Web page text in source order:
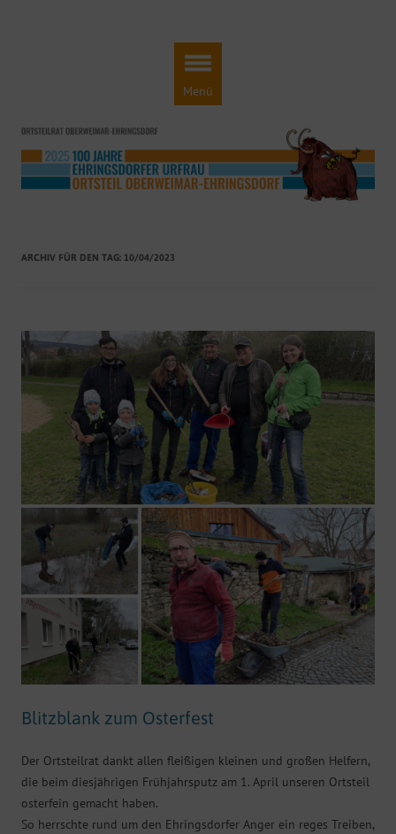
Menü
ARCHIV FÜR DEN TAG: 10/04/2023
Blitzblank zum Osterfest
Der Ortsteilrat dankt allen fleißigen kleinen und großen Helfern,
die beim diesjährigen Frühjahrsputz am 1. April unseren Ortsteil
osterfein gemacht haben.
So herrschte rund um den Ehringsdorfer Anger ein reges Treiben,